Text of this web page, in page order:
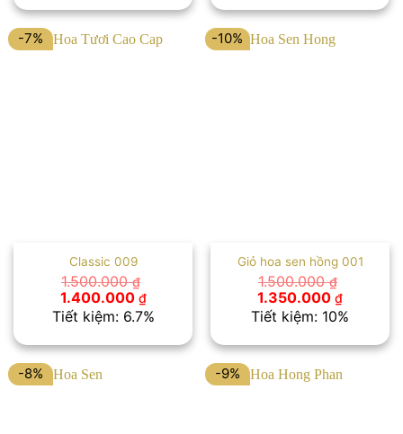
1.100.000 ₫.
-7%
Classic 009
1.500.000₫
Giá
gốc
là:
1.400.000 ₫Giá
hiện
tại
1.400.000 ₫.
Tiết kiệm: 6.7%
-10%
Giỏ hoa sen hồng 001
1.500.000₫
Giá
gốc
là:
1.350.000 ₫Giá
hiện
tại
Tiết kiệm: 10%
-8% -9%